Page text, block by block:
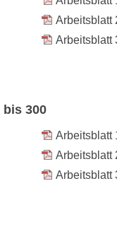
Arbeitsblatt
Arbeitsblatt
bis 300
Arbeitsblatt
Arbeitsblatt
Arbeitsblatt